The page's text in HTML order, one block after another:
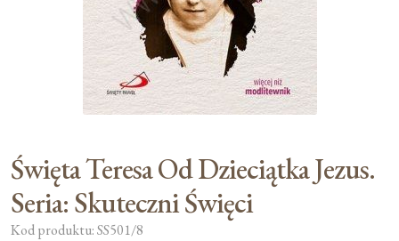
Moje konto
Święta Teresa Od Dzieciątka Jezus.
Seria: Skuteczni Święci
Kod produktu: SS501/8